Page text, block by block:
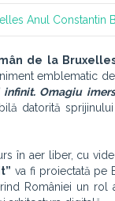
Anul Constantin
de la
emblematic
Omagiu
datorită
în aer liber, cu
va fi proiectată pe
României un